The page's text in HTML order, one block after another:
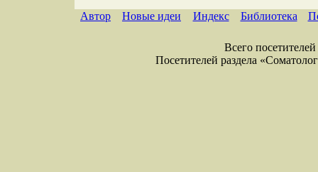
Автор Новые идеи Индекс Библиотека
Всего
Посетителей раздела